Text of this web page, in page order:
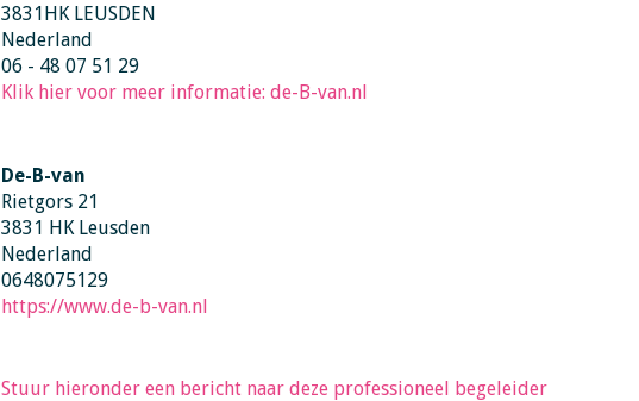
3831HK LEUSDEN
Nederland
06 - 48 07 51 29
Klik hier voor meer informatie: de-B-van.nl
De-B-van
Rietgors 21
3831 HK Leusden
Nederland
0648075129
https://www.de-b-van.nl
Stuur hieronder een bericht naar deze professioneel begeleider